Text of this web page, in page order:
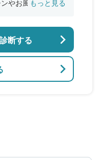
やお風呂の増
もっと見る
断する